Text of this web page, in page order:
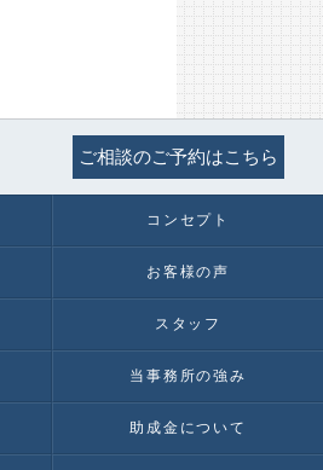
ご相談のご予約はこちら
コンセプト
お客様の声
スタッフ
当事務所の強み
助成金について